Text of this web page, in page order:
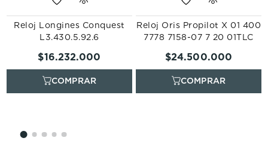
Reloj Longines Conquest
L3.430.5.92.6
$16.232.000
Reloj Oris Propilot X 01 400
7778 7158-07 7 20 01TLC
$24.500.000